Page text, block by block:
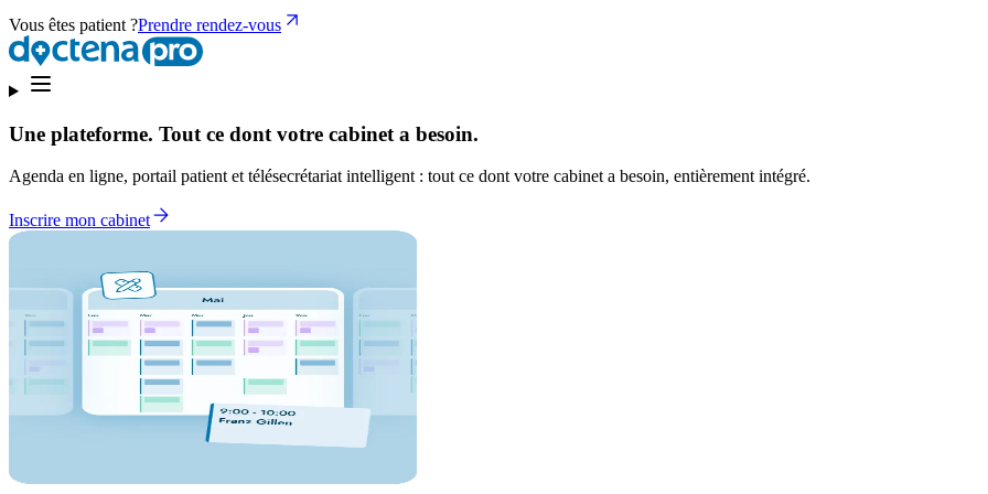
Vous êtes patient ?Prendre rendez-vous
Une plateforme. Tout ce dont votre cabinet a besoin.
Agenda en ligne, portail patient et télésecrétariat intelligent : tout ce dont votre cabinet a besoin, entièrement intégré.
Inscrire mon cabinet